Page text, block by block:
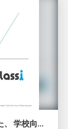
Classiサービスの運用を通してわかった、 学校向けビジネスの現場で起きていること